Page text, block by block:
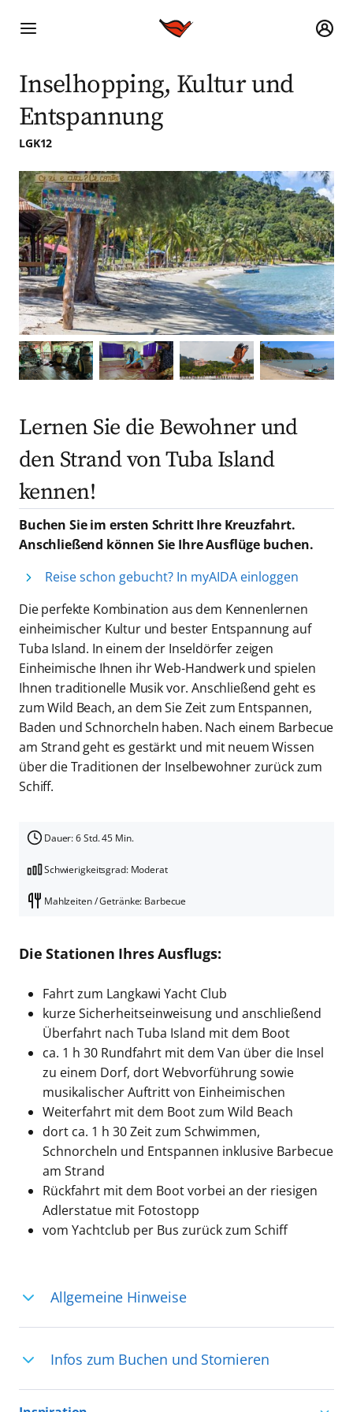
Inselhopping, Kultur und
Entspannung
LGK12
Lernen Sie die Bewohner und
den Strand von Tuba Island
kennen!
Buchen Sie im ersten Schritt Ihre Kreuzfahrt.
Anschließend können Sie Ihre Ausflüge buchen.
Reise schon gebucht? In myAIDA einloggen
Die perfekte Kombination aus dem Kennenlernen
einheimischer Kultur und bester Entspannung auf
Tuba Island. In einem der Inseldörfer zeigen
Einheimische Ihnen ihr Web-Handwerk und spielen
Ihnen traditionelle Musik vor. Anschließend geht es
zum Wild Beach, an dem Sie Zeit zum Entspannen,
Baden und Schnorcheln haben. Nach einem Barbecue
am Strand geht es gestärkt und mit neuem Wissen
über die Traditionen der Inselbewohner zurück zum
Schiff.
Dauer: 6 Std. 45 Min.
Schwierigkeitsgrad: Moderat
Mahlzeiten / Getränke: Barbecue
Die Stationen Ihres Ausflugs:
Fahrt zum Langkawi Yacht Club
kurze Sicherheitseinweisung und anschließend
Überfahrt nach Tuba Island mit dem Boot
ca. 1 h 30 Rundfahrt mit dem Van über die Insel
zu einem Dorf, dort Webvorführung sowie
musikalischer Auftritt von Einheimischen
Weiterfahrt mit dem Boot zum Wild Beach
dort ca. 1 h 30 Zeit zum Schwimmen,
Schnorcheln und Entspannen inklusive Barbecue
am Strand
Rückfahrt mit dem Boot vorbei an der riesigen
Adlerstatue mit Fotostopp
vom Yachtclub per Bus zurück zum Schiff
Allgemeine Hinweise
Deutschsprachige Reiseleiter:innen sind
in vielen Regionen verfügbar, aber in
Infos zum Buchen und Stornieren